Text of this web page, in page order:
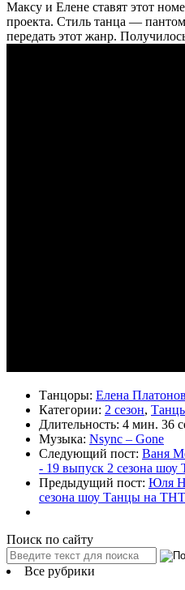
Максу и Елене ставят этот
проекта. Стиль танца —
передать этот жанр.
Танцоры: Елена
Категории: 2 сезон,
Длительность: 4 мин. 36
Музыка: Nsync – Gone
Следующий пост: Ваня
- 19 выпуск 2 сезона
Предыдущий пост: Юля
сезона шоу Танцы на ТНТ
Поиск по сайту
Все рубрики